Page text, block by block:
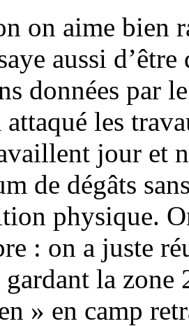
on aime bien
aussi
données par
attaqué les
jour et
de dégâts
physique.
: on a juste
gardant la
» en camp